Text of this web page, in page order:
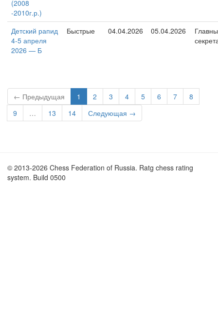
(2008
-2010г.р.)
Детский рапид
4-5 апреля
2026 — Б
Быстрые 04.04.2026 05.04.2026
← Предыдущая 1 2 3 4 5 6 7
8
9
… 13 14 Следующая →
© 2013-2026 Chess Federation of Russia. Ratg chess rating
system. Build 0500